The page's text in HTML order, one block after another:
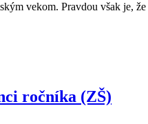
vekom. Pravdou však je,
ročníka (ZŠ)